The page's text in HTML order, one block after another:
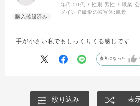
年代:50代 性別: 男性 職業:
メインで撮影の被写体: 風景
手が小さい私でもしっくりくる感じです
参考になった
絞り込み 表